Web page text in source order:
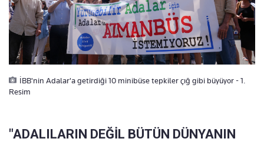
İBB'nin Adalar'a getirdiği 10 minibüse tepkiler çığ gibi büyüyor - 1.
Resim
"ADALILARIN DEĞİL BÜTÜN DÜNYANIN